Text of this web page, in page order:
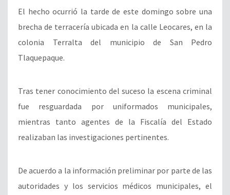
El hecho ocurrió la tarde de este domingo sobre una
brecha de terracería ubicada en la calle Leocares, en la
colonia Terralta del municipio de San Pedro
Tlaquepaque.
Tras tener conocimiento del suceso la escena criminal
fue resguardada por uniformados municipales,
mientras tanto agentes de la Fiscalía del Estado
realizaban las investigaciones pertinentes.
De acuerdo a la información preliminar por parte de las
autoridades y los servicios médicos municipales, el